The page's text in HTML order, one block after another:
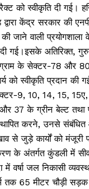
को स्वीकृति दी गई।
केंद्र सरकार की
की जाने वाली
गई।इसके अतिरिक्त,
के सेक्टर-78 और 80
को स्वीकृति प्रदान की
9, 10, 14, 15,
37 के ग्रीन बेल्ट तथा
करने, उनसे संबंधित
से जुड़े कार्यों को मंजूरी
के अंतर्गत कुंडली में
में वर्षा जल निकासी
तक 65 मीटर चौड़ी